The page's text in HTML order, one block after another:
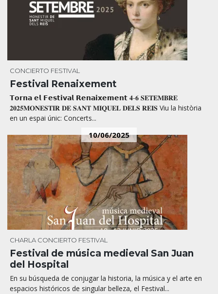
CONCIERTO FESTIVAL
Festival Renaixement
𝗧𝗼𝗿𝗻𝗮 𝗲𝗹 𝗙𝗲𝘀𝘁𝗶𝘃𝗮𝗹 𝗥𝗲𝗻𝗮𝗶𝘅𝗲𝗺𝗲𝗻𝘁 𝟒-𝟔 𝐒𝐄𝐓𝐄𝐌𝐁𝐑𝐄
𝟐𝟎𝟐𝟓𝐌𝐎𝐍𝐄𝐒𝐓𝐈𝐑 𝐃𝐄 𝐒𝐀𝐍𝐓 𝐌𝐈𝐐𝐔𝐄𝐋 𝐃𝐄𝐋𝐒 𝐑𝐄𝐈𝐒 Viu la història
en un espai únic: Concerts...
10/06/2025
CHARLA CONCIERTO FESTIVAL
Festival de música medieval San Juan
del Hospital
En su búsqueda de conjugar la historia, la música y el arte en
espacios históricos de singular belleza, el Festival...